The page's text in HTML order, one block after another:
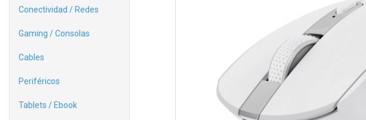
Conectividad / Redes
Gaming / Consolas
Cables
Periféricos
Tablets / Ebook